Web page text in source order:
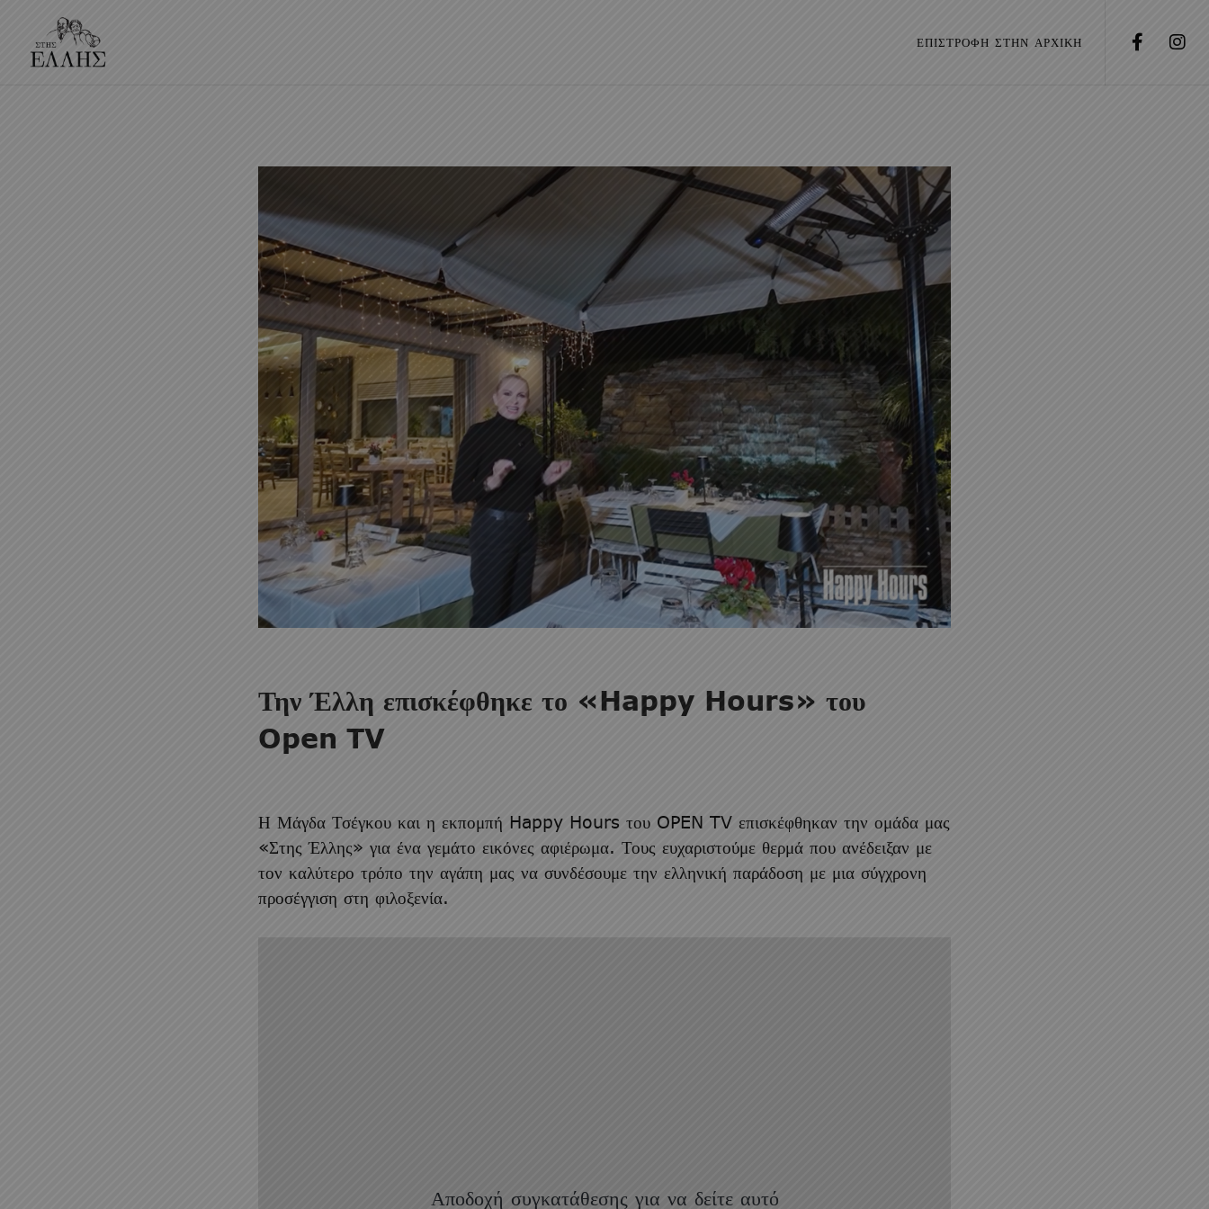
ΕΠΙΣΤΡΟΦΗ ΣΤΗΝ ΑΡΧΙΚΗ
Την Έλλη επισκέφθηκε το «Happy Hours» του
Open TV
Η Μάγδα Τσέγκου και η εκπομπή Happy Hours του OPEN TV επισκέφθηκαν την ομάδα μας
«Στης Έλλης» για ένα γεμάτο εικόνες αφιέρωμα. Τους ευχαριστούμε θερμά που ανέδειξαν με
τον καλύτερο τρόπο την αγάπη μας να συνδέσουμε την ελληνική παράδοση με μια σύγχρονη
προσέγγιση στη φιλοξενία.
Αποδοχή συγκατάθεσης για να δείτε αυτό